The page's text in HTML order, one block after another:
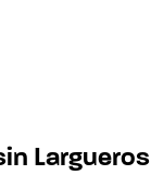
Largueros